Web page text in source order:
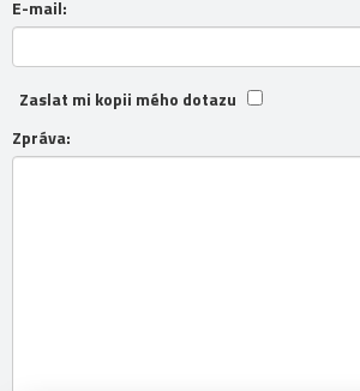
E-mail:
Zaslat mi kopii mého dotazu
Zpráva: